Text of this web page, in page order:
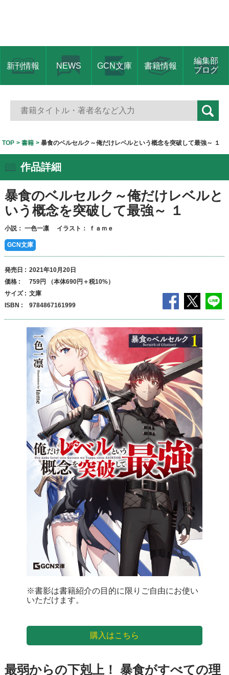
新刊情報 NEWS GCN文庫 書籍情報
編集部
ブログ
TOP 書籍 暴食のベルセルク～俺だけレベルという概念を突破して最強～ １
作品詳細
暴食のベルセルク～俺だけレベルと
いう概念を突破して最強～ １
小説： 一色一凛 イラスト： ｆａｍｅ
GCN文庫
最弱からの下剋上！ 暴食がすべての理
発売日
2021年10月20日
価格
759円 （本体690円＋税10%）
サイズ
文庫
ISBN
9784867161999
※書影は書籍紹介の目的に限りご自由にお使い
いただけます。
購入はこちら